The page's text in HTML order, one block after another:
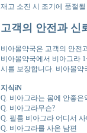
재고 소진 시 조기에 품절
고객의 안전과 신
비아몰약국은 고객의 안전
비아몰약국에서 비아그라
시를 보장합니다. 비아몰약
지식iN
Q. 비아그라는 몸에 안좋은
Q. 비아그라무슨?
Q. 필름 비아그라 어디서 사
Q. 비아그라를 사온 남편